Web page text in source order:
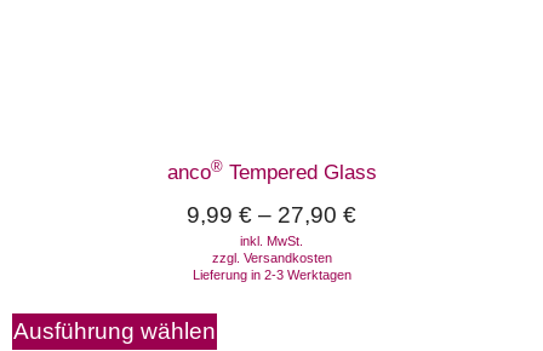
anco®Tempered Glass
9,99 € – 27,90 €
inkl. MwSt.
zzgl. Versandkosten
Lieferung in 2-3 Werktagen
Ausführung wählen